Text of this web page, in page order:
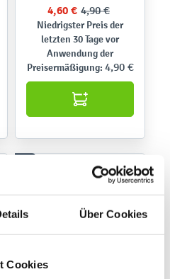
Über Cookies
Cookies
4,60 € 4,90 €
Niedrigster Preis der
letzten 30 Tage vor
Anwendung der
Preisermäßigung: 4,90 €